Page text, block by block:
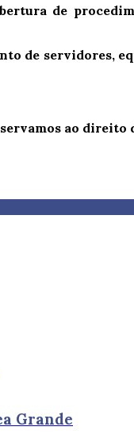
de
de
ao
Grande